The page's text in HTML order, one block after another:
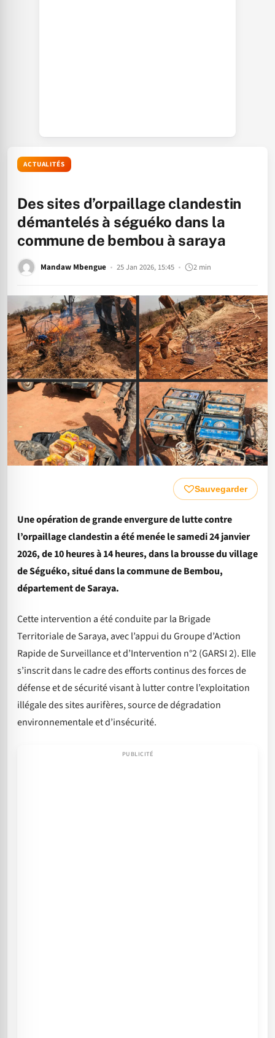
ACTUALITÉS
Des sites d’orpaillage clandestin
démantelés à séguéko dans la
commune de bembou à saraya
Mandaw Mbengue 25 Jan 2026, 15:45 2 min
Sauvegarder
Une opération de grande envergure de lutte contre
l’orpaillage clandestin a été menée le samedi 24 janvier
2026, de 10 heures à 14 heures, dans la brousse du village
de Séguéko, situé dans la commune de Bembou,
département de Saraya.
Cette intervention a été conduite par la Brigade
Territoriale de Saraya, avec l’appui du Groupe d’Action
Rapide de Surveillance et d’Intervention n°2 (GARSI 2). Elle
s’inscrit dans le cadre des efforts continus des forces de
défense et de sécurité visant à lutter contre l’exploitation
illégale des sites aurifères, source de dégradation
environnementale et d’insécurité.